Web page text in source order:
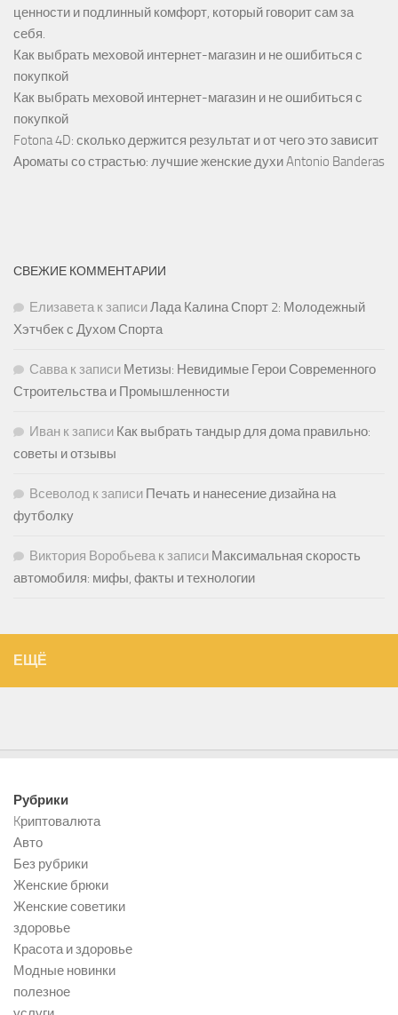
ценности и подлинный комфорт, который говорит сам за
себя.
Как выбрать меховой интернет-магазин и не ошибиться с
покупкой
Как выбрать меховой интернет-магазин и не ошибиться с
покупкой
Fotona 4D: сколько держится результат и от чего это зависит
Ароматы со страстью: лучшие женские духи Antonio Banderas
СВЕЖИЕ КОММЕНТАРИИ
Елизаветак записиЛада Калина Спорт 2: Молодежный
Хэтчбек с Духом Спорта
Саввак записи Метизы: Невидимые Герои Современного
Строительства и Промышленности
Иван к записи Как выбрать тандыр для дома правильно:
советы и отзывы
Всеволод к записи Печать и нанесение дизайна на
футболку
Виктория Воробьевак записи Максимальная скорость
автомобиля: мифы, факты и технологии
ЕЩЁ
Рубрики
Kриптовалюта
Авто
Без рубрики
Женские брюки
Женские советики
здоровье
Красота и здоровье
Модные новинки
полезное